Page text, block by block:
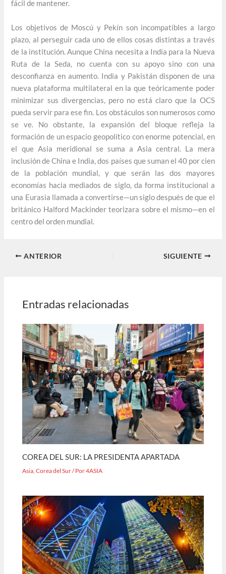
fácil de mantener.
Los objetivos de Moscú y Pekín son incompatibles a largo
plazo, al perseguir cada uno de ellos cosas distintas a través
de la institución. Aunque China necesita a India para la Nueva
Ruta de la Seda, no cuenta con su apoyo sino con una
desconfianza en aumento. India y Pakistán disponen de una
nueva plataforma multilateral en la que teóricamente poder
minimizar sus divergencias, pero no está claro que la OCS
pueda servir para ese fin. Los obstáculos son numerosos como
se ve. No obstante, la expansión del bloque refleja la
formación de un espacio geopolítico con enorme potencial, en
el que Asia meridional se suma a Asia central. La mera
inclusión de China e India, dos países que suman el 40 por cien
de la población mundial, y que serán las dos mayores
economías hacia mediados de siglo, da forma institucional a
una Eurasia llamada a convertirse—un siglo después de que el
británico Halford Mackinder teorizara sobre el mismo—en el
centro del orden mundial.
ANTERIOR SIGUIENTE
Entradas relacionadas
COREA DEL SUR: LA PRESIDENTA APARTADA
Asia,Corea del Sur/ Por4ASIA